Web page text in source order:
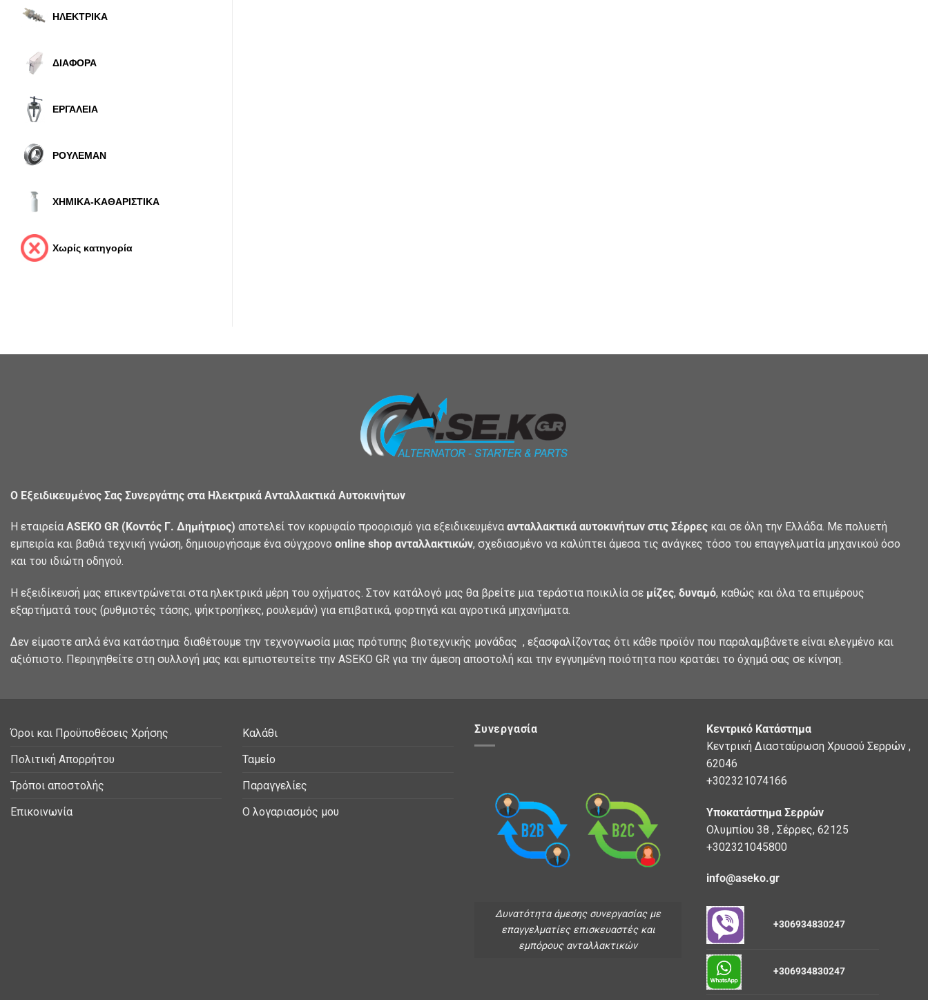
ΗΛΕΚΤΡΙΚΑ
ΔΙΑΦΟΡΑ
ΕΡΓΑΛΕΙΑ
ΡΟΥΛΕΜΑΝ
ΧΗΜΙΚΑ-ΚΑΘΑΡΙΣΤΙΚΑ
Χωρίς κατηγορία
Ο Εξειδικευμένος Σας Συνεργάτης στα Ηλεκτρικά Ανταλλακτικά Αυτοκινήτων
Η εταιρεία ASEKO GR (Κοντός Γ. Δημήτριος) αποτελεί τον κορυφαίο προορισμό για εξειδικευμένα ανταλλακτικά αυτοκινήτων στις Σέρρες και σε όλη την Ελλάδα. Με πολυετή
εμπειρία και βαθιά τεχνική γνώση, δημιουργήσαμε ένα σύγχρονο online shop ανταλλακτικών, σχεδιασμένο να καλύπτει άμεσα τις ανάγκες τόσο του επαγγελματία μηχανικού όσο
και του ιδιώτη οδηγού.
Η εξειδίκευσή μας επικεντρώνεται στα ηλεκτρικά μέρη του οχήματος. Στον κατάλογό μας θα βρείτε μια τεράστια ποικιλία σε μίζες, δυναμό, καθώς και όλα τα επιμέρους
εξαρτήματά τους (ρυθμιστές τάσης, ψήκτροηήκες, ρουλεμάν) για επιβατικά, φορτηγά και αγροτικά μηχανήματα.
Δεν είμαστε απλά ένα κατάστημα· διαθέτουμε την τεχνογνωσία μιας πρότυπης βιοτεχνικής μονάδας , εξασφαλίζοντας ότι κάθε προϊόν που παραλαμβάνετε είναι ελεγμένο και
αξιόπιστο. Περιηγηθείτε στη συλλογή μας και εμπιστευτείτε την ASEKO GR για την άμεση αποστολή και την εγγυημένη ποιότητα που κρατάει το όχημά σας σε κίνηση.
Όροι και Προϋποθέσεις Χρήσης
Πολιτική Απορρήτου
Τρόποι αποστολής
Επικοινωνία
Καλάθι
Ταμείο
Παραγγελίες
Ο λογαριασμός μου
Συνεργασία
Δυνατότητα άμεσης συνεργασίας με
επαγγελματίες επισκευαστές και
εμπόρους ανταλλακτικών
Κεντρικό Κατάστημα
Κεντρική Διασταύρωση Χρυσού Σερρών ,
62046
+302321074166
Υποκατάστημα Σερρών
Ολυμπίου 38 , Σέρρες, 62125
+302321045800
info@aseko.gr
+306934830247
+306934830247